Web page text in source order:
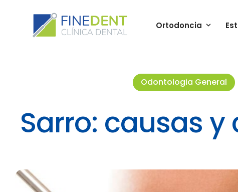
Ortodoncia
Odontologia General
Sarro: causas